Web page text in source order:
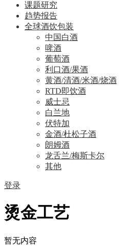
课题研究
趋势报告
全球酒饮包装
中国白酒
啤酒
葡萄酒
利口酒/果酒
黄酒/清酒/米酒/烧酒
RTD即饮酒
威士忌
白兰地
伏特加
金酒/杜松子酒
朗姆酒
龙舌兰/梅斯卡尔
其他
登录
烫金工艺
暂无内容